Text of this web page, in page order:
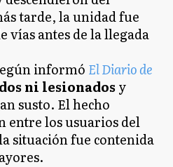
tarde, la unidad fue
vías antes de la llegada
informó El Diario de
ni lesionadosy
susto. El hecho
entre los usuarios del
situación fue contenida